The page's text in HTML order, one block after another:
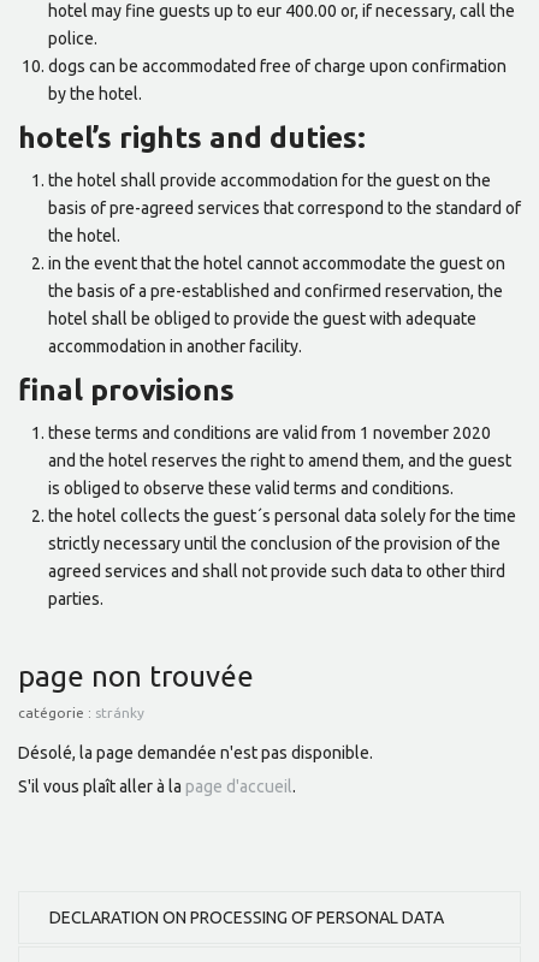
hotel may fine guests up to eur 400.00 or, if necessary, call the
police.
dogs can be accommodated free of charge upon confirmation
by the hotel.
hotel’s rights and duties:
the hotel shall provide accommodation for the guest on the
basis of pre-agreed services that correspond to the standard of
the hotel.
in the event that the hotel cannot accommodate the guest on
the basis of a pre-established and confirmed reservation, the
hotel shall be obliged to provide the guest with adequate
accommodation in another facility.
final provisions
these terms and conditions are valid from 1 november 2020
and the hotel reserves the right to amend them, and the guest
is obliged to observe these valid terms and conditions.
the hotel collects the guest´s personal data solely for the time
strictly necessary until the conclusion of the provision of the
agreed services and shall not provide such data to other third
parties.
page non trouvée
catégorie : stránky
Désolé, la page demandée n'est pas disponible.
S'il vous plaît aller à la page d'accueil.
DECLARATION ON PROCESSING OF PERSONAL DATA